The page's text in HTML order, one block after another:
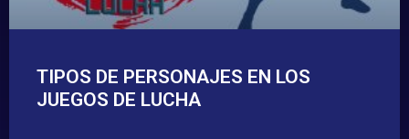
TIPOS DE PERSONAJES EN LOS
JUEGOS DE LUCHA